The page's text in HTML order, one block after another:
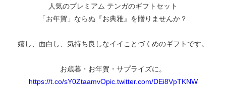
人気のプレミアム テンガのギフトセット
「お年賀」ならぬ『お典雅』を贈りませんか？
嬉し、面白し、気持ち良しなイイことづくめのギフトです。
お歳暮・お年賀・サプライズに。
https://t.co/sY0ZtaamvOpic.twitter.com/DEi8VpTKNW